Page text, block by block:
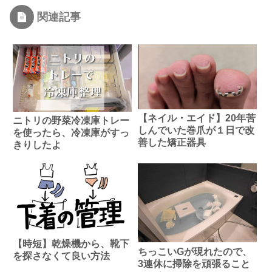
関連記事
ニトリの野菜冷凍庫トレー
を使ったら、冷凍庫がすっ
きりしたよ
【ネイル・エイド】20年苦
しんでいた巻爪が１日で改
善した矯正器具
【時短】乾燥機から、靴下
を探さなくて良い方法
ちっこいGが現れたので、
3連休に掃除を頑張ること